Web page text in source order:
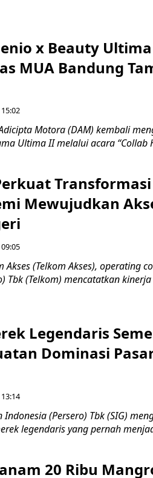
x Beauty
MUA Bandung
Adicipta Motora (DAM) kembali
Ultima II melalui acara “Collab
Transformasi
Mewujudkan
Akses (Telkom Akses), operating
Tbk (Telkom) mencatatkan
Legendaris
Dominasi
Indonesia (Persero) Tbk (SIG)
legendaris yang pernah
20 Ribu